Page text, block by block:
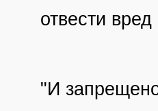
отвести
"И